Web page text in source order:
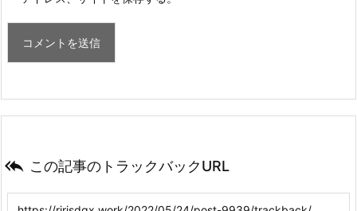
 この記事のトラックバックURL